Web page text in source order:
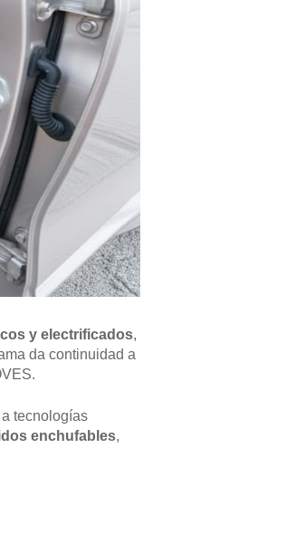
y electrificados,
da continuidad a
tecnologías
enchufables,